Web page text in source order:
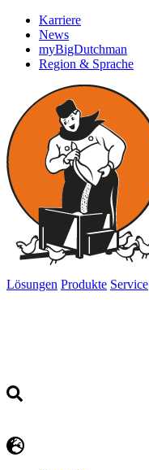
Karriere
News
myBigDutchman
Region & Sprache
Lösungen Produkte Service